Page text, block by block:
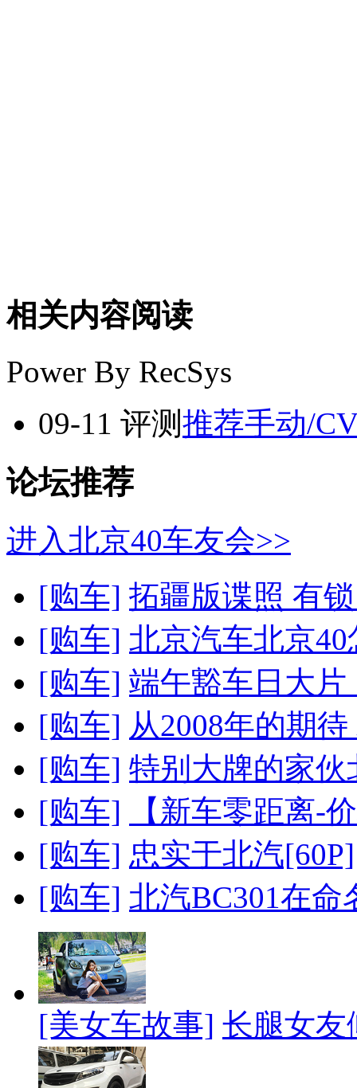
相关内容阅读
Power By RecSys
09-11 评测 推荐手动/
论坛推荐
进入北京40车友会>>
[购车] 拓疆版谍照 有
[购车] 北京汽车北京
[购车] 端午豁车日大
[购车] 从2008年的期
[购车] 特别大牌的家伙
[购车]
【新车零距离-
[购车] 忠实于北汽[60P]
[购车] 北汽BC301在
[美女车故事] 长腿女友